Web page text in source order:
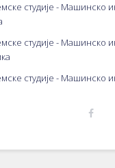
студије - Машинско
студије - Машинско
студије - Машинско